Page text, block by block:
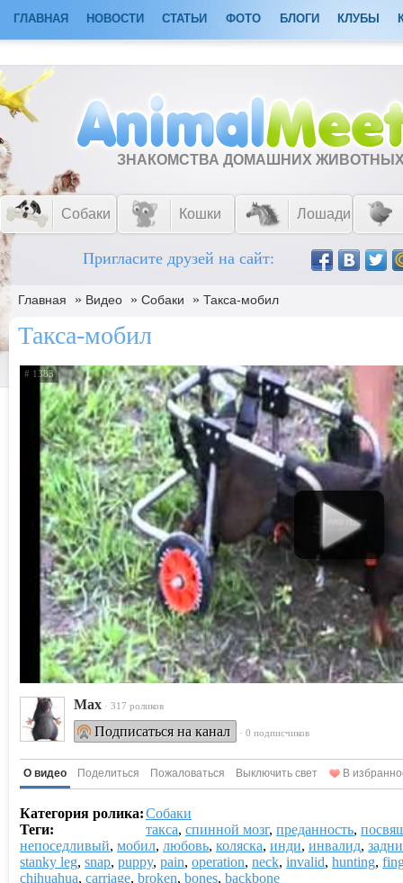
ГЛАВНАЯ НОВОСТИ СТАТЬИ ФОТО БЛОГИ КЛУБЫ
ЗНАКОМСТВА ДОМАШНИХ
Собаки Кошки Лошади
Пригласите друзей на сайт:
Главная » Видео » Собаки » Такса-мобил
Такса-мобил
# 1383
Max · 317 роликов
Подписаться на канал · 0 подписчиков
О видео Поделиться Пожаловаться Выключить свет В
Категория ролика:Собаки
Теги:
такса, спинной мозг, преданность,
непоседливый, мобил, любовь, коляска, инди, инвалид,
stanky leg, snap, puppy, pain, operation, neck, invalid, hunting,
chihuahua, carriage, broken, bones, backbone